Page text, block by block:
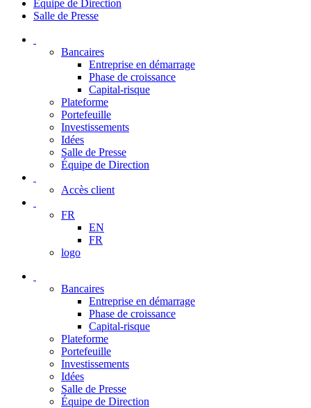
Équipe de Direction
Salle de Presse
Bancaires
Entreprise en démarrage
Phase de croissance
Capital-risque
Plateforme
Portefeuille
Investissements
Idées
Salle de Presse
Équipe de Direction
Accès client
FR
EN
FR
logo
Bancaires
Entreprise en démarrage
Phase de croissance
Capital-risque
Plateforme
Portefeuille
Investissements
Idées
Salle de Presse
Équipe de Direction